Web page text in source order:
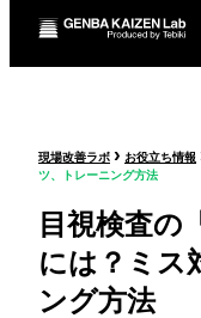
現場改善ラボ › お役立ち情報
ツ、トレーニング方法
目視検査の
には？ミス
ング方法